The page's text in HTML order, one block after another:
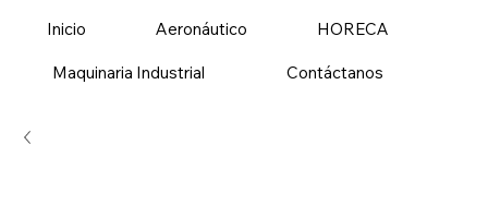
Inicio Aeronáutico HORECA
Maquinaria Industrial Contáctanos